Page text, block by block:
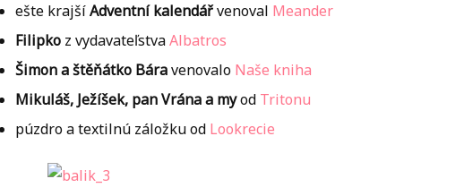
ešte krajšíAdventní kalendářvenoval Meander
Filipkoz vydavateľstvaAlbatros
Šimon a štěňátko Báravenovalo Naše kniha
Mikuláš, Ježíšek, pan Vrána a myod Tritonu
púzdro a textilnú záložku od Lookrecie